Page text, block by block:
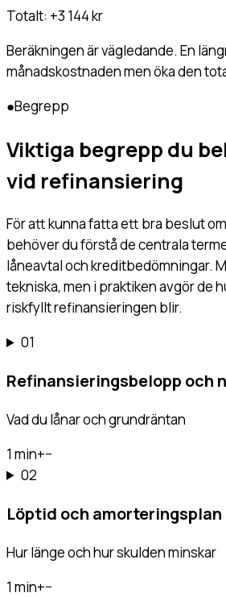
Totalt: +3 144 kr
Beräkningen är vägledande. En
månadskostnaden men öka den
●Begrepp
Viktiga begrepp du
vid refinansiering
För att kunna fatta ett bra beslut
behöver du förstå de centrala
låneavtal och kreditbedömningar.
tekniska, men i praktiken avgör de
riskfyllt refinansieringen blir.
01
Refinansieringsbelopp och
Vad du lånar och grundräntan
1 min+−
02
Löptid och amorteringsplan
Hur länge och hur skulden minskar
1 min+−